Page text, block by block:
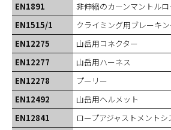
EN1891
非伸縮のカーンマントルロ
EN1515/1
クライミング用ブレーキ
EN12275
山岳用コネクター
EN12277
山岳用ハーネス
EN12278
プーリー
EN12492
山岳用ヘルメット
EN12841
ロープアジャストメントシ